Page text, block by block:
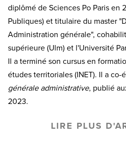
diplômé de Sciences Po Paris en
Publiques) et titulaire du master
Administration générale",
supérieure (Ulm) et l'Université
Il a terminé son cursus en
études territoriales (INET). Il a co-
générale administrative, publié
2023.
LIRE PLUS